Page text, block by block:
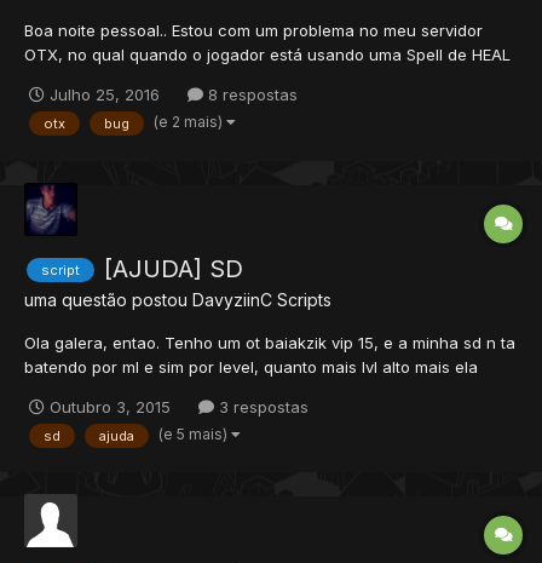
Boa noite pessoal.. Estou com um problema no meu servidor
OTX, no qual quando o jogador está usando uma Spell de HEAL
jogador usa uma SD, ele pode healar logo em seguida, mas o
contrário não.... Alguém poderia me ajudar?
Julho 25, 2016 8 respostas
otx bug (e 2 mais)
script [AJUDA] SD
uma questão postou DavyziinC Scripts
Ola galera, entao. Tenho um ot baiakzik vip 15, e a minha sd n ta
batendo por ml e sim por level, quanto mais lvl alto mais ela
permitido para usar e lvl alto. Esse é o script que tenho aqui.
local combat = createCombatObject()...
Outubro 3, 2015 3 respostas
sd ajuda (e 5 mais)